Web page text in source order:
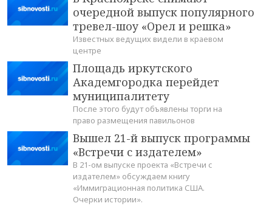
очередной выпуск популярного
тревел-шоу «Орел и решка»
Известных ведущих видели в краевом
центре
Площадь иркутского
Академгородка перейдет
муниципалитету
После этого будут объявлены торги на
право размещения павильонов
Вышел 21-й выпуск программы
«Встречи с издателем»
В 21-ом выпуске проекта «Встречи с
издателем» обсуждаем книгу
«Иммиграционная политика США.
Очерки истории».